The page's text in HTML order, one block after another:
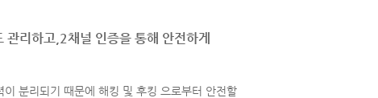
관리하고,2채널 인증을 통해 안전하게
이 분리되기 때문에 해킹 및 후킹 으로부터 안전할